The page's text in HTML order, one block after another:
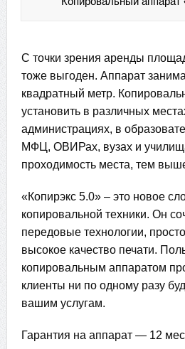
С точки зрения аренды
тоже выгоден. Аппарат
квадратный метр.
установить в различных
администрациях, в
МФЦ, ОВИРах, вузах и
проходимость места, тем
«Копирэкс 5.0» – это новое
копировальной техники. Он
передовые технологии,
высокое качество печати.
копировальным аппаратом
клиенты ни по одному разу
вашим услугам.
Гарантия на аппарат — 12